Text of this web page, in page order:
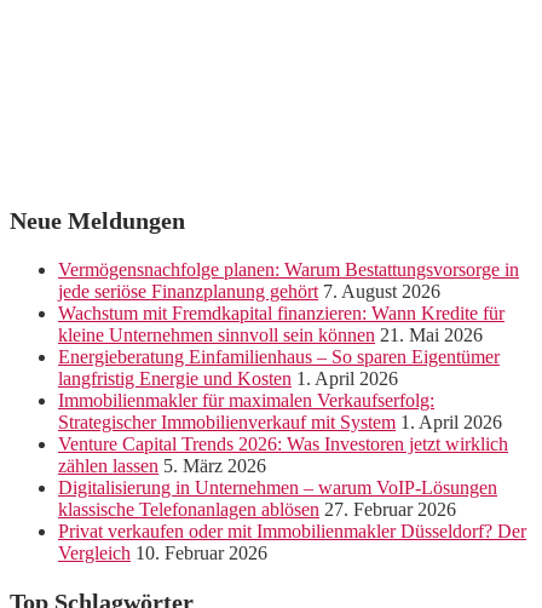
Neue Meldungen
Vermögensnachfolge planen: Warum Bestattungsvorsorge in
jede seriöse Finanzplanung gehört 7. August 2026
Wachstum mit Fremdkapital finanzieren: Wann Kredite für
kleine Unternehmen sinnvoll sein können 21. Mai 2026
Energieberatung Einfamilienhaus – So sparen Eigentümer
langfristig Energie und Kosten 1. April 2026
Immobilienmakler für maximalen Verkaufserfolg:
Strategischer Immobilienverkauf mit System 1. April 2026
Venture Capital Trends 2026: Was Investoren jetzt wirklich
zählen lassen 5. März 2026
Digitalisierung in Unternehmen – warum VoIP-Lösungen
klassische Telefonanlagen ablösen 27. Februar 2026
Privat verkaufen oder mit Immobilienmakler Düsseldorf? Der
Vergleich 10. Februar 2026
Top Schlagwörter